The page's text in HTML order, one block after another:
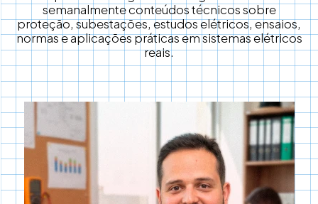
semanalmente conteúdos técnicos sobre
proteção, subestações, estudos elétricos, ensaios,
normas e aplicações práticas em sistemas elétricos
reais.